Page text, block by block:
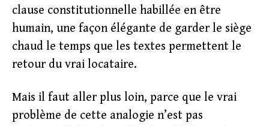
clause constitutionnelle habillée en être
humain, une façon élégante de garder le siège
chaud le temps que les textes permettent le
retour du vrai locataire.
Mais il faut aller plus loin, parce que le vrai
problème de cette analogie n’est pas